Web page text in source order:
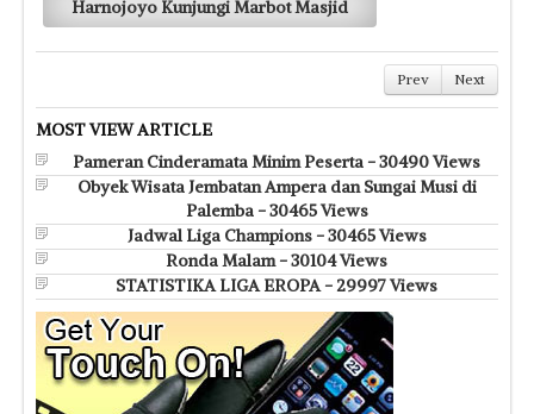
Harnojoyo Kunjungi Marbot Masjid
Prev Next
MOST VIEW ARTICLE
Pameran Cinderamata Minim Peserta - 30490 Views
Obyek Wisata Jembatan Ampera dan Sungai Musi di
Palemba - 30465 Views
Jadwal Liga Champions - 30465 Views
Ronda Malam - 30104 Views
STATISTIKA LIGA EROPA - 29997 Views